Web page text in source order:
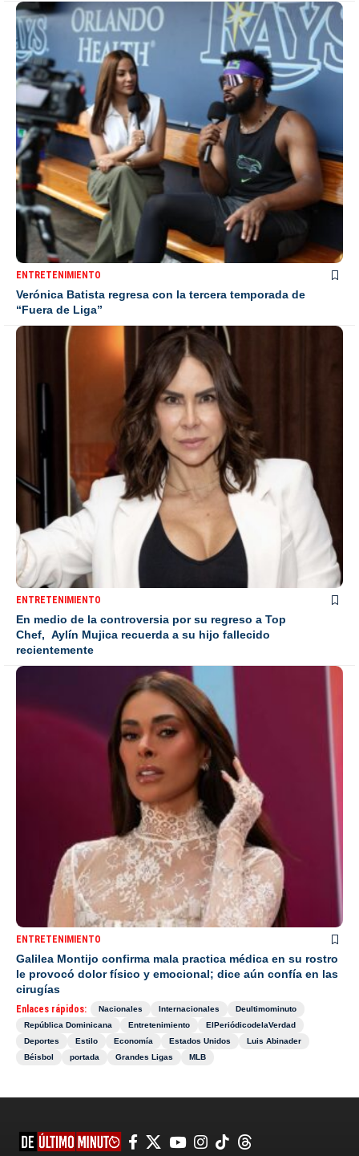
ENTRETENIMIENTO
Verónica Batista regresa con la tercera temporada de
“Fuera de Liga”
ENTRETENIMIENTO
En medio de la controversia por su regreso a Top
Chef, Aylín Mujica recuerda a su hijo fallecido
recientemente
ENTRETENIMIENTO
Galilea Montijo confirma mala practica médica en su rostro
le provocó dolor físico y emocional; dice aún confía en las
cirugías
Enlaces rápidos: Nacionales Internacionales
Deultimominuto
República Dominicana
Entretenimiento
ElPeriódicodelaVerdad
Deportes
Estilo Economía Estados Unidos
Luis Abinader
Béisbol
portada Grandes Ligas MLB